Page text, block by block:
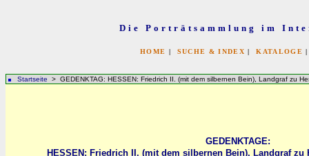
Die Porträtsammlung im
HOME | SUCHE & INDEX |KATALOGE
Startseite > GEDENKTAG: HESSEN: Friedrich II. (mit dem silbernen Bein), Landgraf zu
GEDENKTAGE:
HESSEN: Friedrich II. (mit dem silbernen Bein), Landgraf zu